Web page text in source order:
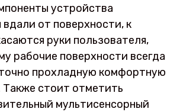
устройства
от поверхности, к
руки пользователя,
рабочие поверхности всегда
прохладную комфортную
Также стоит отметить
мультисенсорный